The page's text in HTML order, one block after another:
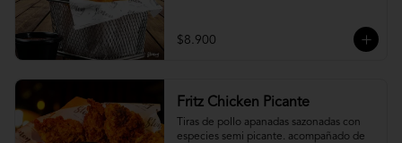
$8.900
Fritz Chicken Picante
Tiras de pollo apanadas sazonadas con
especies semi picante. acompañado de